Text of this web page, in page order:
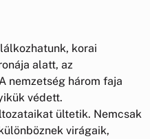
korai
alatt, az
nemzetség három faja
védett.
ültetik. Nemcsak
virágaik,